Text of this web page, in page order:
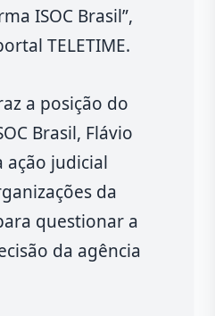
ISOC Brasil”,
TELETIME.
a posição do
Brasil, Flávio
ação judicial
da
questionar a
da agência